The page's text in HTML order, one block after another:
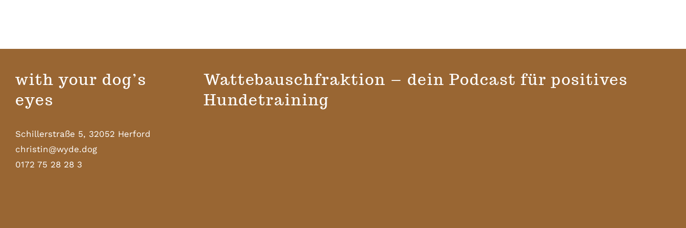
with your dog’s
eyes
Schillerstraße 5, 32052 Herford
christin@wyde.dog
0172 75 28 28 3
Wattebauschfraktion – dein Podcast für positives
Hundetraining